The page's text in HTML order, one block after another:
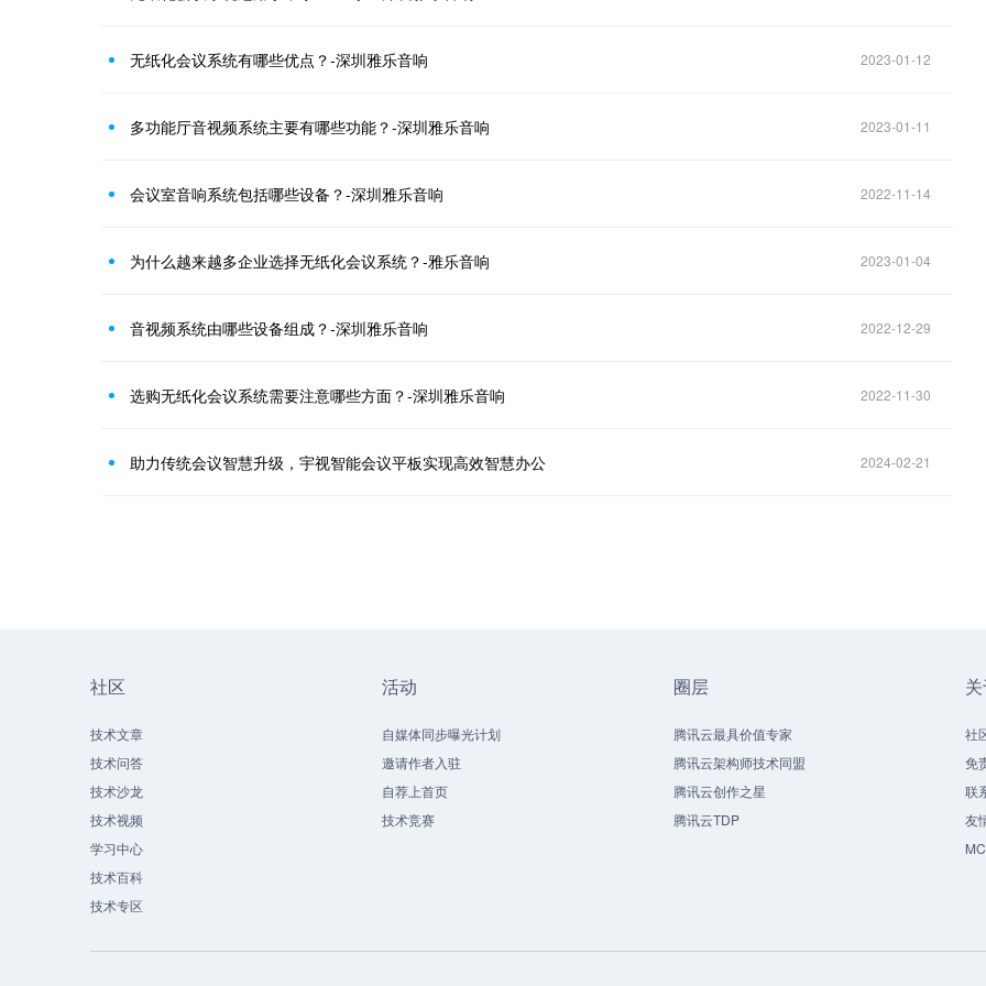
无纸化会议系统有哪些优点？-深圳雅乐音响 2023-01-12
多功能厅音视频系统主要有哪些功能？-深圳雅乐音响 2023-01-11
会议室音响系统包括哪些设备？-深圳雅乐音响 2022-11-14
为什么越来越多企业选择无纸化会议系统？-雅乐音响 2023-01-04
音视频系统由哪些设备组成？-深圳雅乐音响 2022-12-29
选购无纸化会议系统需要注意哪些方面？-深圳雅乐音响 2022-11-30
助力传统会议智慧升级，宇视智能会议平板实现高效智慧办公 2024-02-21
社区
技术文章
技术问答
技术沙龙
技术视频
学习中心
技术百科
技术专区
活动
自媒体同步曝光计划
邀请作者入驻
自荐上首页
技术竞赛
圈层
腾讯云最具价值专家
腾讯云架构师技术同盟
腾讯云创作之星
腾讯云TDP
社
免
联
友